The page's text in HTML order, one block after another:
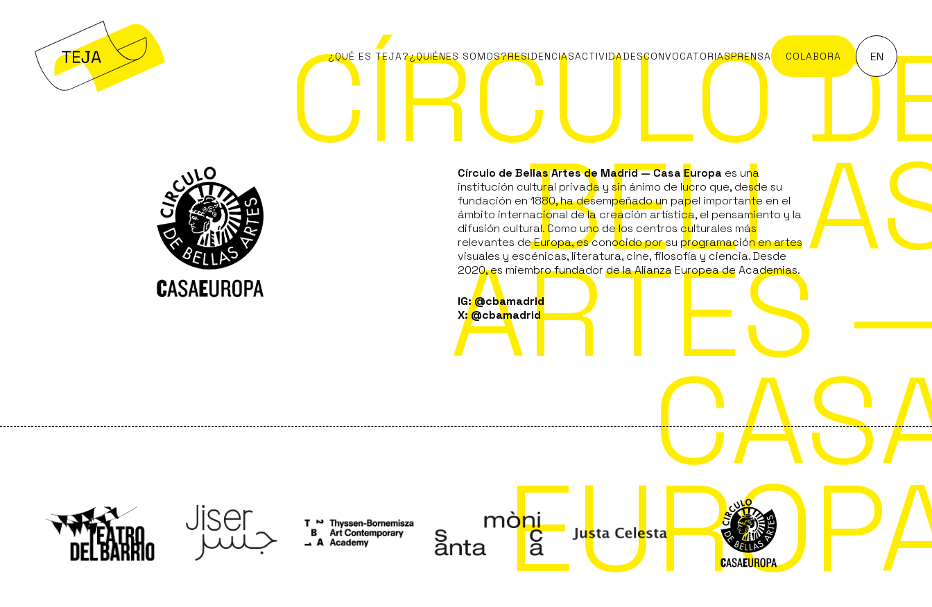
¿QUÉ ES TEJA?¿QUIÉNES SOMOS?RESIDENCIASACTIVIDADESCONVOCATORIASPRENSA COLABORA EN
CÍRCULO
ARTES
Círculo de Bellas Artes de Madrid — Casa Europa es una
institución cultural privada y sin ánimo de lucro que, desde su
fundación en 1880, ha desempeñado un papel importante en el
ámbito internacional de la creación artística, el pensamiento y la
difusión cultural. Como uno de los centros culturales más
relevantes de Europa, es conocido por su programación en artes
visuales y escénicas, literatura, cine, filosofía y ciencia. Desde
2020, es miembro fundador de la Alianza Europea de Academias.
IG: @cbamadrid
X: @cbamadrid